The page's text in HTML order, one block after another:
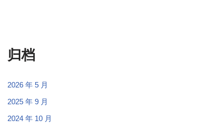
归档
2026 年 5 月
2025 年 9 月
2024 年 10 月